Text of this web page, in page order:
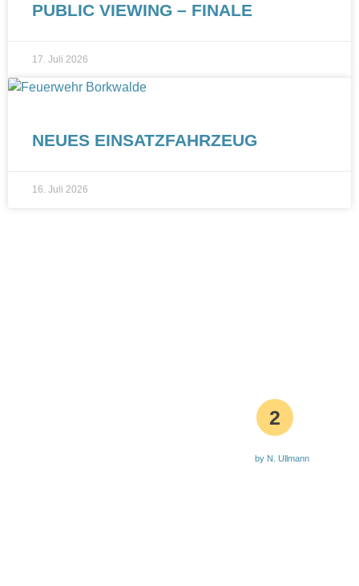
PUBLIC VIEWING – FINALE
17. Juli 2026
NEUES EINSATZFAHRZEUG
16. Juli 2026
2
by N. Ullmann